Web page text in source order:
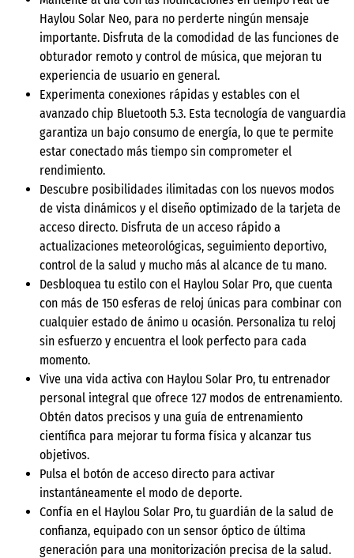
Haylou Solar Neo, para no perderte ningún mensaje
importante. Disfruta de la comodidad de las funciones de
obturador remoto y control de música, que mejoran tu
experiencia de usuario en general.
Experimenta conexiones rápidas y estables con el
avanzado chip Bluetooth 5.3. Esta tecnología de vanguardia
garantiza un bajo consumo de energía, lo que te permite
estar conectado más tiempo sin comprometer el
rendimiento.
Descubre posibilidades ilimitadas con los nuevos modos
de vista dinámicos y el diseño optimizado de la tarjeta de
acceso directo. Disfruta de un acceso rápido a
actualizaciones meteorológicas, seguimiento deportivo,
control de la salud y mucho más al alcance de tu mano.
Desbloquea tu estilo con el Haylou Solar Pro, que cuenta
con más de 150 esferas de reloj únicas para combinar con
cualquier estado de ánimo u ocasión. Personaliza tu reloj
sin esfuerzo y encuentra el look perfecto para cada
momento.
Vive una vida activa con Haylou Solar Pro, tu entrenador
personal integral que ofrece 127 modos de entrenamiento.
Obtén datos precisos y una guía de entrenamiento
científica para mejorar tu forma física y alcanzar tus
objetivos.
Pulsa el botón de acceso directo para activar
instantáneamente el modo de deporte.
Confía en el Haylou Solar Pro, tu guardián de la salud de
confianza, equipado con un sensor óptico de última
generación para una monitorización precisa de la salud.